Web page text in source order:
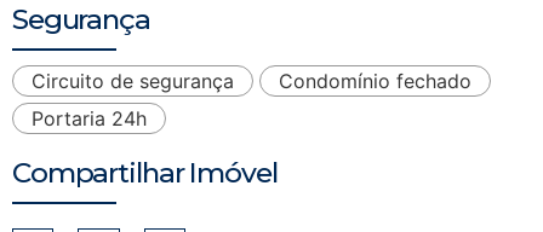
Segurança
Circuito de segurança
Condomínio fechado
Portaria 24h
Compartilhar Imóvel